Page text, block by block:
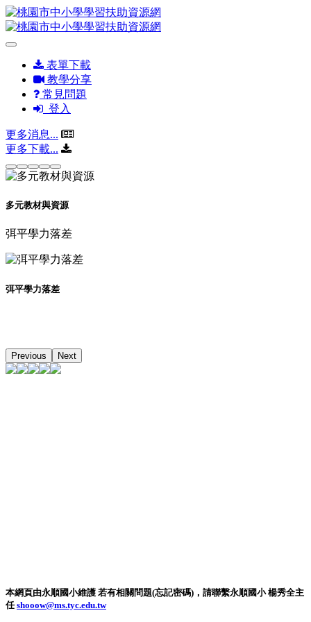
表單下載
教學分享
常見問題
登入
更多消息...
更多下載...
多元教材與資源
弭平學力落差
弭平學力落差
Previous Next
本網頁由永順國小維護 若有相關問題(忘記密碼)，請聯繫永順國小 楊秀全主
任shooow@ms.tyc.edu.tw